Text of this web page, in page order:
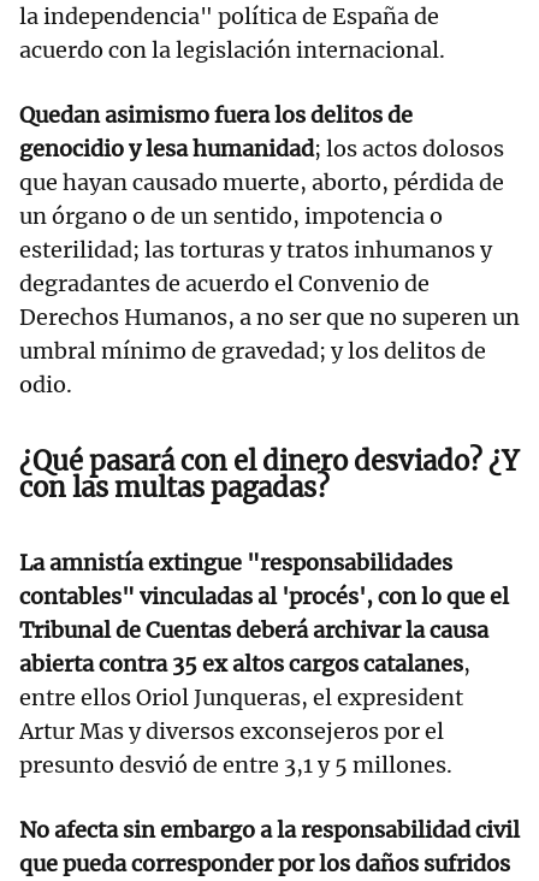
la independencia" política de España de
acuerdo con la legislación internacional.
Quedan asimismo fuera los delitos de
genocidio y lesa humanidad; los actos dolosos
que hayan causado muerte, aborto, pérdida de
un órgano o de un sentido, impotencia o
esterilidad; las torturas y tratos inhumanos y
degradantes de acuerdo el Convenio de
Derechos Humanos, a no ser que no superen un
umbral mínimo de gravedad; y los delitos de
odio.
¿Qué pasará con el dinero desviado? ¿Y
con las multas pagadas?
La amnistía extingue "responsabilidades
contables" vinculadas al 'procés', con lo que el
Tribunal de Cuentas deberá archivar la causa
abierta contra 35 ex altos cargos catalanes,
entre ellos Oriol Junqueras, el expresident
Artur Mas y diversos exconsejeros por el
presunto desvió de entre 3,1 y 5 millones.
No afecta sin embargo a la responsabilidad civil
que pueda corresponder por los daños sufridos